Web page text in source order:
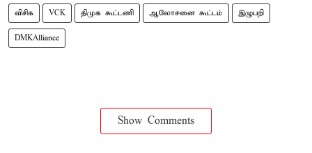
விசிக VCK திமுக கூட்டணி ஆலோசனை கூட்டம் இழுபறி
DMKAlliance
Show Comments